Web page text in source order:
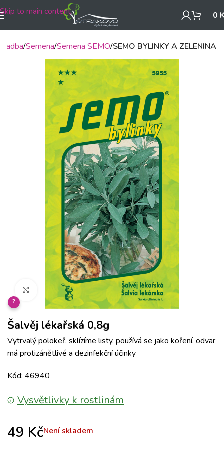
Skip to main content 0
sadba Semena Semena SEMO SEMO BYLINKY A ZELENINA
Klikněte pro zvětšení
?
Šalvěj lékařská 0,8g
Vytrvalý polokeř, sklízíme listy, používá se jako koření, odvar
má protizánětlivé a dezinfekční účinky
Kód: 46940
Vysvětlivky k rostlinám
49 KčNení skladem